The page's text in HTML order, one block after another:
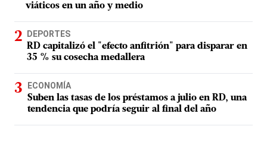
viáticos en un año y medio
DEPORTES
RD capitalizó el "efecto anfitrión" para disparar en
35 % su cosecha medallera
ECONOMÍA
Suben las tasas de los préstamos a julio en RD, una
tendencia que podría seguir al final del año